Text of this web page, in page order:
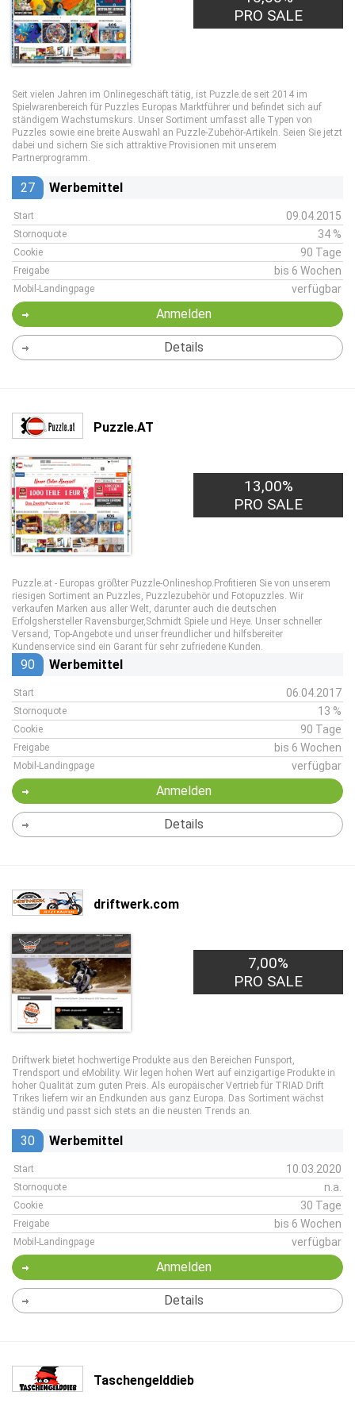
PRO SALE
Seit vielen Jahren im Onlinegeschäft tätig, ist Puzzle.de seit 2014 im
Spielwarenbereich für Puzzles Europas Marktführer und befindet sich auf
ständigem Wachstumskurs. Unser Sortiment umfasst alle Typen von
Puzzles sowie eine breite Auswahl an Puzzle-Zubehör-Artikeln. Seien Sie jetzt
dabei und sichern Sie sich attraktive Provisionen mit unserem
Partnerprogramm.
27 Werbemittel
Start 09.04.2015
Stornoquote 34 %
Cookie 90 Tage
Freigabe bis 6 Wochen
Mobil-Landingpage verfügbar
Anmelden
Details
Puzzle.AT
13,00%
PRO SALE
Puzzle.at - Europas größter Puzzle-Onlineshop.Profitieren Sie von unserem
riesigen Sortiment an Puzzles, Puzzlezubehör und Fotopuzzles. Wir
verkaufen Marken aus aller Welt, darunter auch die deutschen
Erfolgshersteller Ravensburger,Schmidt Spiele und Heye. Unser schneller
Versand, Top-Angebote und unser freundlicher und hilfsbereiter
Kundenservice sind ein Garant für sehr zufriedene Kunden.
90 Werbemittel
Start 06.04.2017
Stornoquote 13 %
Cookie 90 Tage
Freigabe bis 6 Wochen
Mobil-Landingpage verfügbar
Anmelden
Details
driftwerk.com
7,00%
PRO SALE
Driftwerk bietet hochwertige Produkte aus den Bereichen Funsport,
Trendsport und eMobility. Wir legen hohen Wert auf einzigartige Produkte in
hoher Qualität zum guten Preis. Als europäischer Vertrieb für TRIAD Drift
Trikes liefern wir an Endkunden aus ganz Europa. Das Sortiment wächst
ständig und passt sich stets an die neusten Trends an.
30 Werbemittel
Start 10.03.2020
Stornoquote n.a.
Cookie 30 Tage
Freigabe bis 6 Wochen
Mobil-Landingpage verfügbar
Anmelden
Details
Taschengelddieb